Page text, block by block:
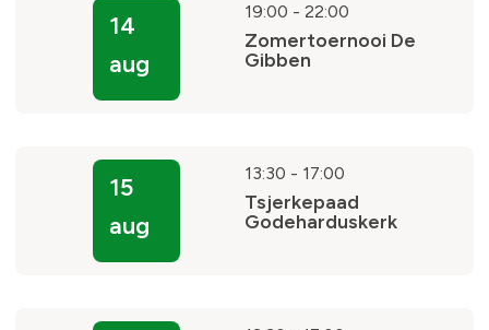
14
aug
19:00 - 22:00
Zomertoernooi De
Gibben
15
aug
13:30 - 17:00
Tsjerkepaad
Godeharduskerk